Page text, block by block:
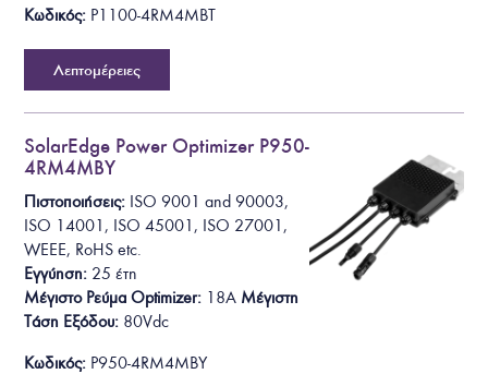
Κωδικός: P1100-4RM4MBT
Λεπτομέρειες
SolarEdge Power Optimizer P950-
4RM4MBY
Πιστοποιήσεις: ISO 9001 and 90003,
ISO 14001, ISO 45001, ISO 27001,
WEEE, RoHSetc.
Εγγύηση: 25 έτη
Μέγιστο Ρεύμα Optimizer: 18A Μέγιστη
Τάση Εξόδου: 80Vdc
Κωδικός: P950-4RM4MBY